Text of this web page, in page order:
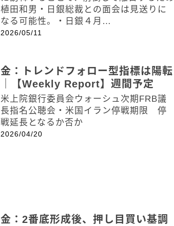
植田和男・日銀総裁との面会は見送りに
なる可能性。・日銀４月…
2026/05/11
金：トレンドフォロー型指標は陽転
｜【Weekly Report】週間予定
米上院銀行委員会ウォーシュ次期FRB議
長指名公聴会・米国イラン停戦期限 停
戦延長となるか否か
2026/04/20
金：2番底形成後、押し目買い基調